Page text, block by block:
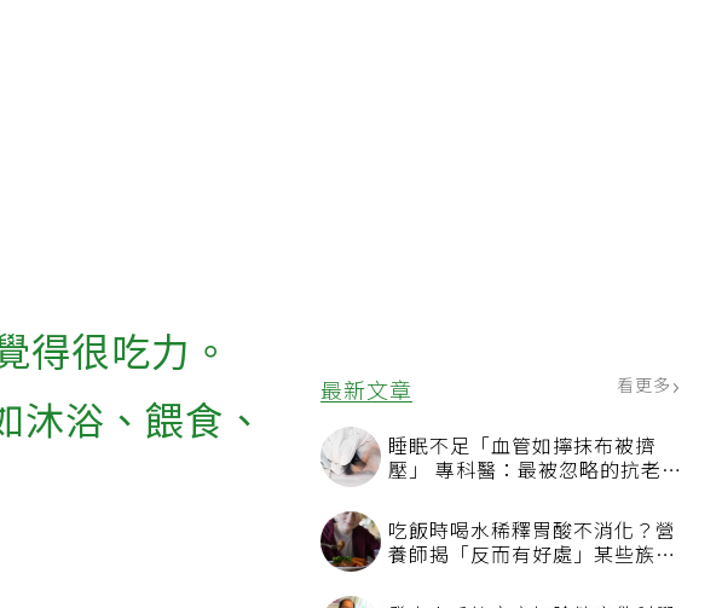
最新文章 看更多
睡眠不足「血管如擰抹布被擠
壓」 專科醫：最被忽略的抗老方
吃飯時喝水稀釋胃酸不消化？營
養師揭「反而有好處」某些族群
得很吃力。
浴、餵食、